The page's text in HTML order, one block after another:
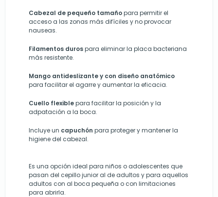
Cabezal de pequeño tamañopara permitir el
acceso a las zonas más difíciles y no provocar
nauseas.
Filamentos durospara eliminar la placa bacteriana
más resistente.
Mango antideslizante y con diseño anatómico
para facilitar el agarre y aumentar la eficacia.
Cuello flexiblepara facilitar la posición y la
adpatación a la boca.
Incluye un capuchón para proteger y mantener la
higiene del cabezal.
Es una opción ideal para niños o adolescentes que
pasan del cepillo junior al de adultos y para aquellos
adultos con al boca pequeña o con limitaciones
para abrirla.